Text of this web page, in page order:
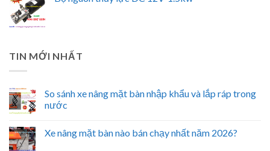
TIN MỚI NHẤT
So sánh xe nâng mặt bàn nhập khẩu và lắp ráp trong
nước
Xe nâng mặt bàn nào bán chạy nhất năm 2026?